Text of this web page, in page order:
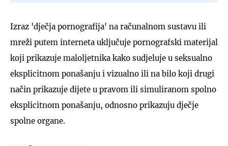
Izraz 'dječja pornografija' na računalnom sustavu ili
mreži putem interneta uključuje pornografski materijal
koji prikazuje maloljetnika kako sudjeluje u seksualno
eksplicitnom ponašanju i vizualno ili na bilo koji drugi
način prikazuje dijete u pravom ili simuliranom spolno
eksplicitnom ponašanju, odnosno prikazuju dječje
spolne organe.